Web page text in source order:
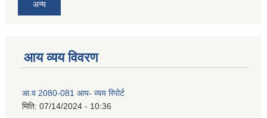
अन्य
आय व्यय विवरण
आ.व 2080-081 आय- व्यय रिपोर्ट
मिति: 07/14/2024 - 10:36